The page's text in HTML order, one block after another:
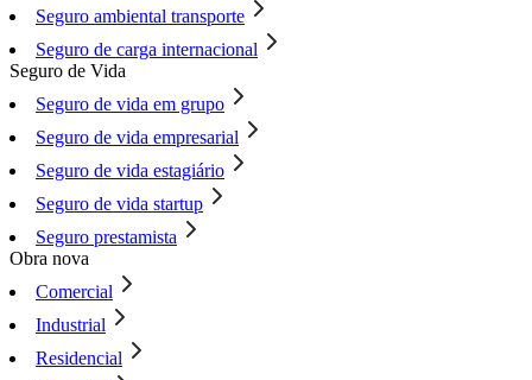
Seguro ambiental transporte
Seguro de carga internacional
Seguro de Vida
Seguro de vida em grupo
Seguro de vida empresarial
Seguro de vida estagiário
Seguro de vida startup
Seguro prestamista
Obra nova
Comercial
Industrial
Residencial